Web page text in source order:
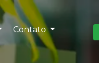
Contato